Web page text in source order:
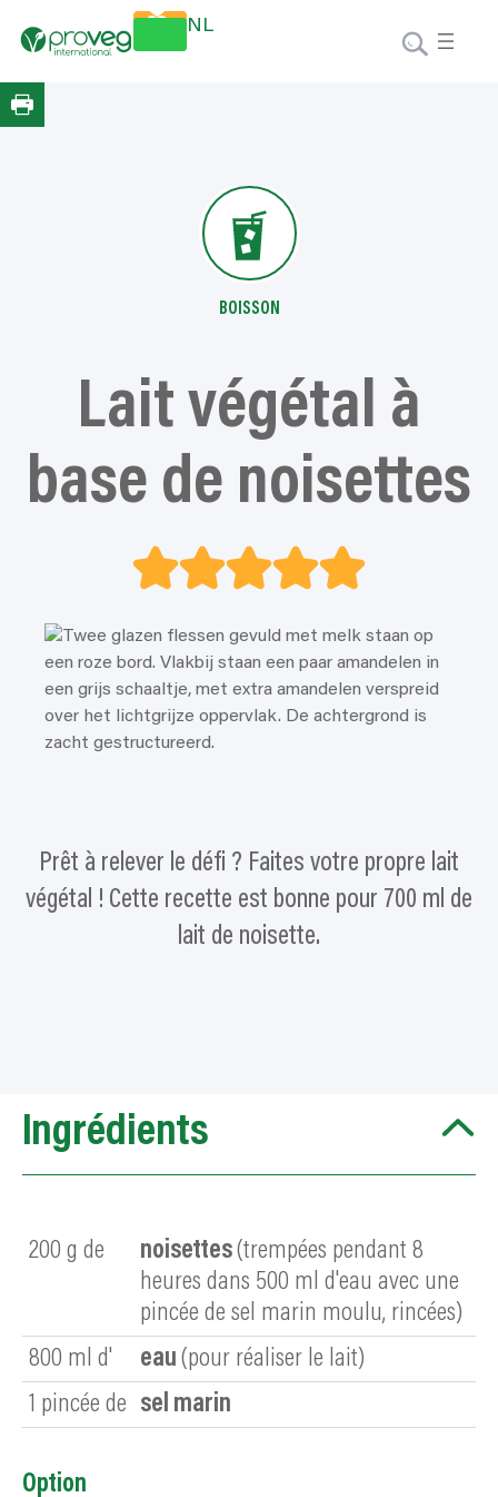
contenu
NL
BOISSON
Lait végétal à
base de noisettes
Prêt à relever le défi ? Faites votre propre lait
végétal ! Cette recette est bonne pour 700 ml de
lait de noisette.
Ingrédients
200 g de noisettes(trempées pendant 8
heures dans 500 ml d'eau avec une
pincée de sel marin moulu, rincées)
800 ml d' eau (pour réaliser le lait)
1 pincée de sel marin
Option